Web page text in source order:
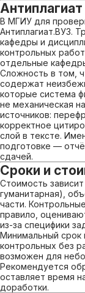
В МГИУ для
Антиплагиат.ВУЗ.
кафедры и
контрольных
отдельные
Сложность в том,
содержат
которые система
не механическая
источников:
корректное
слой в тексте.
подготовке —
сдачей.
Сроки и
Стоимость
гуманитарная),
части.
правило,
из-за специфики
Минимальный срок
контрольных без
возможен для
Рекомендуется
оставляет время
доработки.